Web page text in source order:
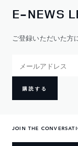
E-NEWS
ご登録いただいた方
購読する
JOIN THE